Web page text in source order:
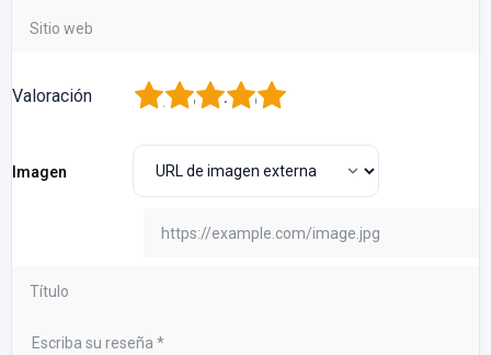
Valoración 5
4
3
2
Imagen